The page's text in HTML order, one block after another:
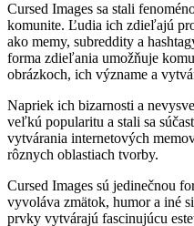
Cursed Images sa stali
komunite. Ľudia ich zdieľajú
ako memy, subreddity a
forma zdieľania umožňuje
obrázkoch, ich význame a
Napriek ich bizarnosti a
veľkú popularitu a stali sa
vytvárania internetových
rôznych oblastiach tvorby.
Cursed Images sú jedinečnou
vyvoláva zmätok, humor a iné
prvky vytvárajú fascinujúcu